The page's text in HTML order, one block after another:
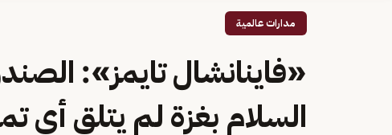
مدارات عالمية
«فاينانشال تايمز»:
السلام بغزة لم يتلق أي